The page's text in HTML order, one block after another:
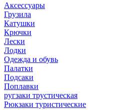
Аксессуары
Грузила
Катушки
Крючки
Лески
Лодки
Одежда и обувь
Палатки
Подсаки
Поплавки
ругзаки трустическая
Рюкзаки туристические